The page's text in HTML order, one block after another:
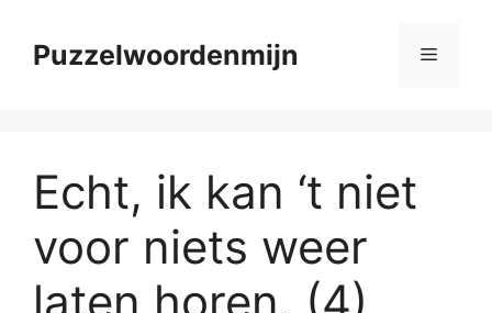
contentPuzzelwoordenmijn Menu
Echt, ik kan ‘t niet
voor niets weer
laten horen. (4)